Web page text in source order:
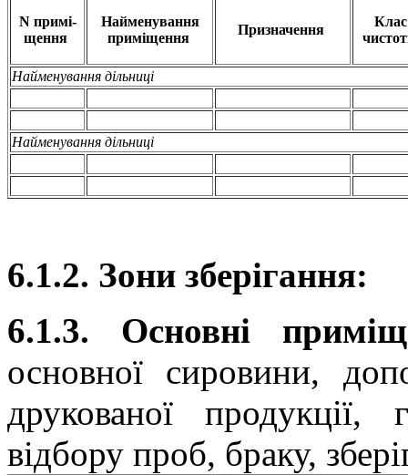
N примі-
щення
Найменування
приміщення
Призначення
Клас
Найменування дільниці
Найменування дільниці
6.1.2. Зони зберігання:
6.1.3. Основні
основної сировини,
друкованої продукції,
відбору проб, браку,